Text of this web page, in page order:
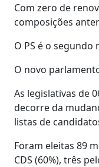
Com zero de
composições
O PS é o segundo
O novo
As legislativas de
decorre da
listas de
Foram eleitas 89
CDS (60%), três